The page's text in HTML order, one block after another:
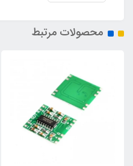
محصولات مرتبط